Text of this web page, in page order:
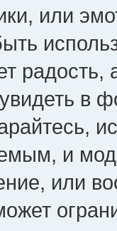
или
радость,
в
и
или